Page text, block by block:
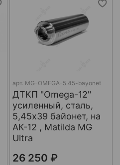
арт. MG-OMEGA-5.45-bayonet
ДТКП "Omega-12"
усиленный, сталь,
5,45x39 байонет, на
АК-12 , Matilda MG
Ultra
26 250 ₽